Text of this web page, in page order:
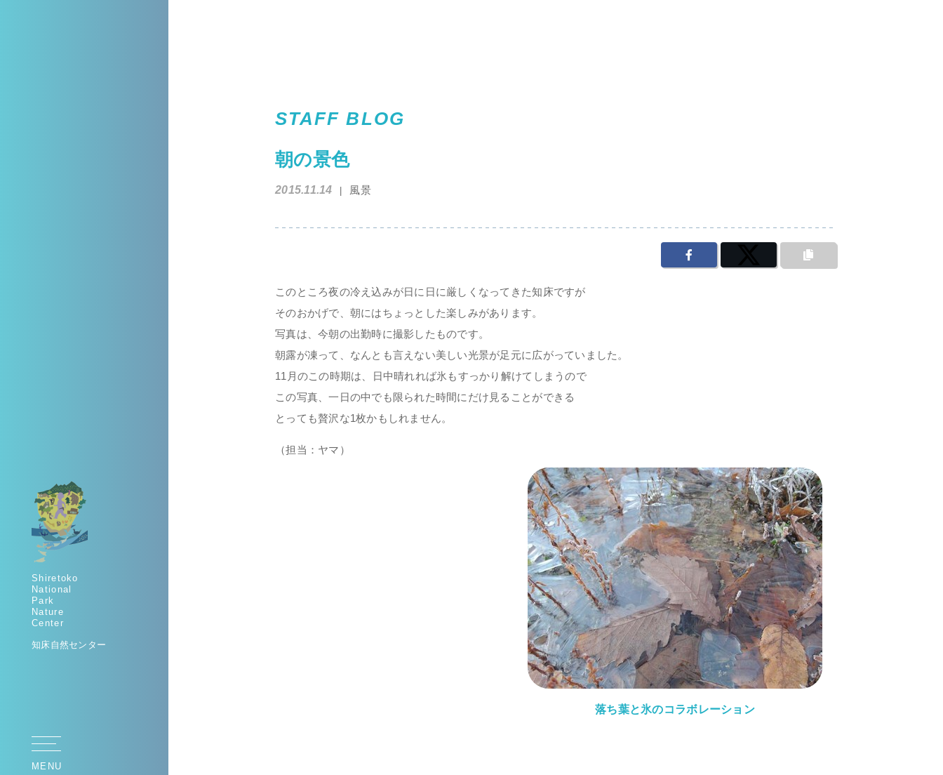
Shiretoko
National
Park
Nature
Center
知床自然センター
STAFF BLOG
朝の景色
2015.11.14 風景
このところ夜の冷え込みが日に日に厳しくなってきた知床ですが
そのおかげで、朝にはちょっとした楽しみがあります。
写真は、今朝の出勤時に撮影したものです。
朝露が凍って、なんとも言えない美しい光景が足元に広がっていました。
11月のこの時期は、日中晴れれば氷もすっかり解けてしまうので
この写真、一日の中でも限られた時間にだけ見ることができる
とっても贅沢な1枚かもしれません。
落ち葉と氷のコラボレーション
（担当：ヤマ）